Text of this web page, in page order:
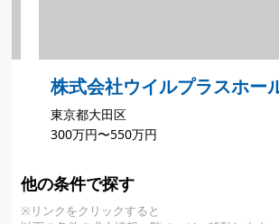
株式会社ウイルプラスホー
グス アルファ ロメオ大田
東京都大田区
300万円〜550万円
他の条件で探す
※リンクをクリックすると